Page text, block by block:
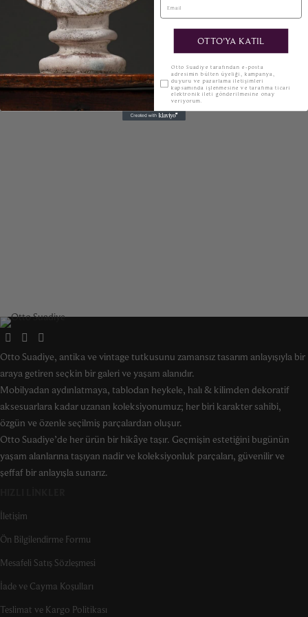
Otto Suadiye, antika ve vintage tutkusunu zamansız tasarım anlayışıyla bir
araya getiren seçkin bir galeri ve yaşam alanıdır.
Mobilyadan aydınlatmaya, tablodan heykele, halı & kilimden dekoratif
aksesuarlara kadar uzanan koleksiyonumuz; her biri karakter sahibi,
özgün ve özenle seçilmiş parçalardan oluşur.
Otto Suadiye’de her ürün bir hikâye taşır. Geçmişin estetiğini bugünün
yaşam alanlarına taşıyan nadir ve koleksiyonluk parçaları, güvenilir ve
şeffaf bir anlayışla sunarız.
İletişim
Ön Bilgilendirme Formu
Mesafeli Satış Sözleşmesi
İade ve Cayma Koşulları
Teslimat ve Kargo Politikası
OTTO'YA KATIL
KVKKOtto Suadiye tarafından e-posta
adresimin bülten üyeliği, kampanya,
duyuru ve pazarlama iletişimleri
kapsamında işlenmesine ve tarafıma ticari
elektronik ileti gönderilmesine onay
veriyorum.